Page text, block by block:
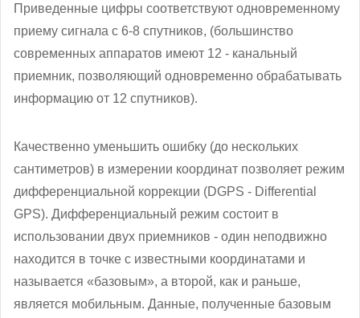
Приведенные цифры соответствуют одновременному
приему сигнала с 6-8 спутников, (большинство
современных аппаратов имеют 12 - канальный
приемник, позволяющий одновременно обрабатывать
информацию от 12 спутников).
Качественно уменьшить ошибку (до нескольких
сантиметров) в измерении координат позволяет режим
дифференциальной коррекции (DGPS - Differential
GPS). Дифференциальный режим состоит в
использовании двух приемников - один неподвижно
находится в точке с известными координатами и
называется «базовым», а второй, как и раньше,
является мобильным. Данные, полученные базовым